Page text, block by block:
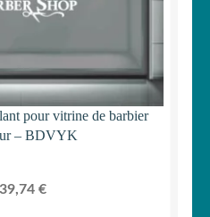
pour vitrine de barbier
– BDVYK
39,74 €